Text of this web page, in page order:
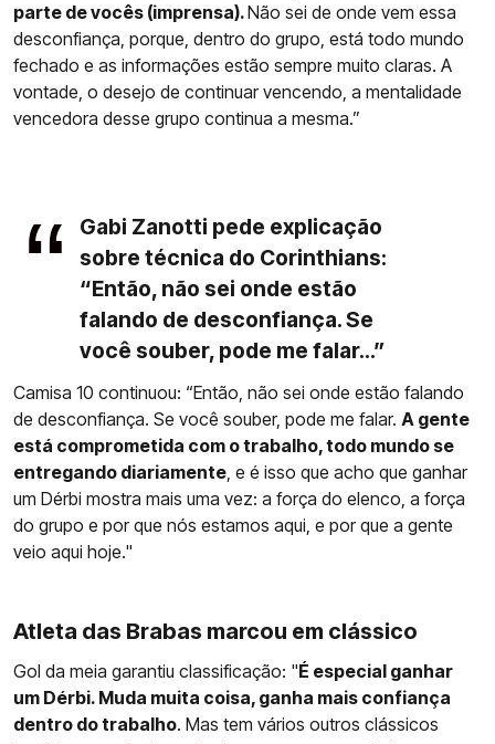
parte de vocês (imprensa).Não sei de onde vem essa
desconfiança, porque, dentro do grupo, está todo mundo
fechado e as informações estão sempre muito claras. A
vontade, o desejo de continuar vencendo, a mentalidade
vencedora desse grupo continua a mesma.”
Gabi Zanotti pede explicação
sobre técnica do Corinthians:
“Então, não sei onde estão
falando de desconfiança. Se
você souber, pode me falar...”
Camisa 10 continuou: “Então, não sei onde estão falando
de desconfiança. Se você souber, pode me falar. A gente
está comprometida com o trabalho, todo mundo se
entregando diariamente, e é isso que acho que ganhar
um Dérbi mostra mais uma vez: a força do elenco, a força
do grupo e por que nós estamos aqui, e por que a gente
veio aqui hoje."
Atleta das Brabas marcou em clássico
Gol da meia garantiu classificação: "É especial ganhar
um Dérbi. Muda muita coisa, ganha mais confiança
dentro do trabalho. Mas tem vários outros clássicos